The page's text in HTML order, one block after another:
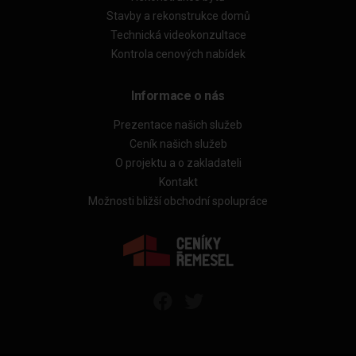
Stavby a rekonstrukce domů
Technická videokonzultace
Kontrola cenových nabídek
Informace o nás
Prezentace našich služeb
Ceník našich služeb
O projektu a o zakladateli
Kontakt
Možnosti bližší obchodní spolupráce